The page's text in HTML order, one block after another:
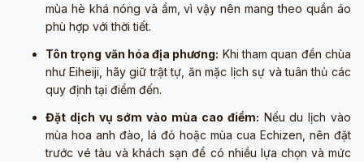
mùa hè khá nóng và ẩm, vì vậy nên mang theo quần áo
phù hợp với thời tiết.
Tôn trọng văn hóa địa phương: Khi tham quan đền chùa
như Eiheiji, hãy giữ trật tự, ăn mặc lịch sự và tuân thủ các
quy định tại điểm đến.
Đặt dịch vụ sớm vào mùa cao điểm: Nếu du lịch vào
mùa hoa anh đào, lá đỏ hoặc mùa cua Echizen, nên đặt
trước vé tàu và khách sạn để có nhiều lựa chọn và mức